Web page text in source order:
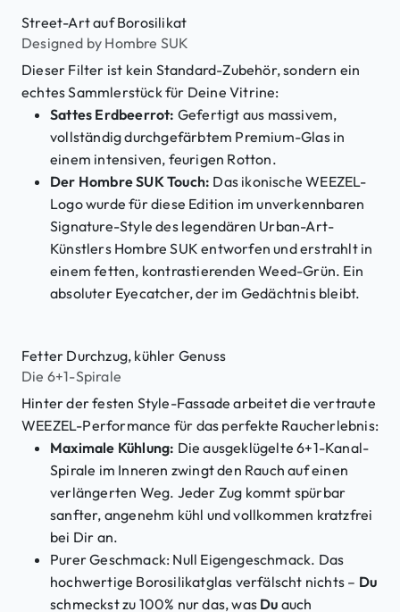
Street-Art auf Borosilikat
Designed by Hombre SUK
Dieser Filter ist kein Standard-Zubehör, sondern ein
echtes Sammlerstück für Deine Vitrine:
Sattes Erdbeerrot: Gefertigt aus massivem,
vollständig durchgefärbtem Premium-Glas in
einem intensiven, feurigen Rotton.
Der Hombre SUK Touch: Das ikonische WEEZEL-
Logo wurde für diese Edition im unverkennbaren
Signature-Style des legendären Urban-Art-
Künstlers Hombre SUK entworfen und erstrahlt in
einem fetten, kontrastierenden Weed-Grün. Ein
absoluter Eyecatcher, der im Gedächtnis bleibt.
Fetter Durchzug, kühler Genuss
Die 6+1-Spirale
Hinter der festen Style-Fassade arbeitet die vertraute
WEEZEL-Performance für das perfekte Raucherlebnis:
Maximale Kühlung: Die ausgeklügelte 6+1-Kanal-
Spirale im Inneren zwingt den Rauch auf einen
verlängerten Weg. Jeder Zug kommt spürbar
sanfter, angenehm kühl und vollkommen kratzfrei
bei Dir an.
Purer Geschmack: Null Eigengeschmack. Das
hochwertige Borosilikatglas verfälscht nichts – Du
schmeckst zu 100% nur das, was Du auch